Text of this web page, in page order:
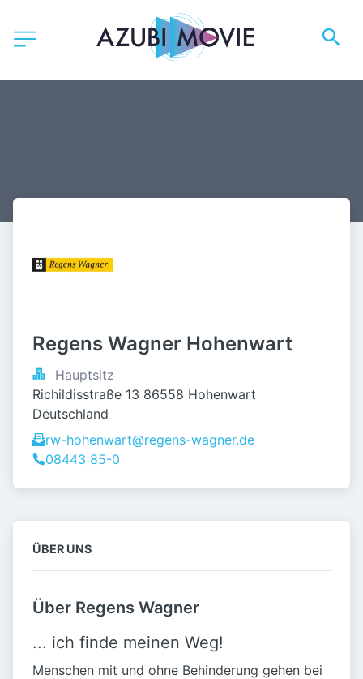
Regens Wagner Hohenwart
Hauptsitz
Richildisstraße 13 86558 Hohenwart
Deutschland
rw-hohenwart@regens-wagner.de
08443 85-0
ÜBER UNS
Über Regens Wagner
... ich finde meinen Weg!
Menschen mit und ohne Behinderung gehen bei